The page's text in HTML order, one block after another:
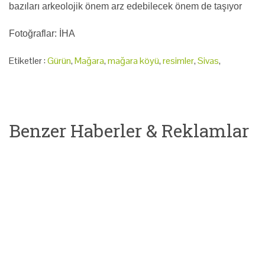
bazıları arkeolojik önem arz edebilecek önem de taşıyor
Fotoğraflar: İHA
Etiketler :Gürün,Mağara,mağara köyü,resimler,Sivas,
Benzer Haberler & Reklamlar